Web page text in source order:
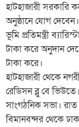
হাটহাজারী সরকারি
অনুষ্ঠানে যোগ
ভূমি প্রতিমন্ত্রী
টাকা করে অনুদান
টাকা করে।
হাটহাজারী থেকে
রেডিসন ব্লু বে
সাংগঠনিক সভা। রাত
বিমানবন্দর থেকে